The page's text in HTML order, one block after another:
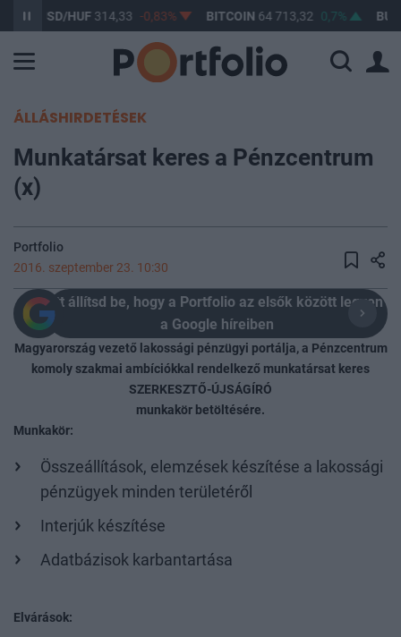
USD/HUF 314,33 -0,83% BITCOIN64 713,32 0,7% BUX 148
ÁLLÁSHIRDETÉSEK
Munkatársat keres a Pénzcentrum
(x)
Portfolio
2016. szeptember 23. 10:30
Itt állítsd be, hogy a Portfolio az elsők között legyen
a Google híreiben
Magyarország vezető lakossági pénzügyi portálja, a Pénzcentrum
komoly szakmai ambíciókkal rendelkező munkatársat keres
SZERKESZTŐ-ÚJSÁGÍRÓ
munkakör betöltésére.
Munkakör:
Összeállítások, elemzések készítése a lakossági
pénzügyek minden területéről
Interjúk készítése
Adatbázisok karbantartása
Elvárások: